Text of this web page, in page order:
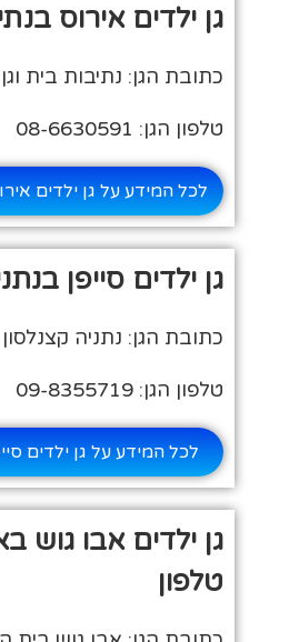
גן ילדים אירוס
כתובת הגן: נתיבות בית וגן
טלפון הגן: 08-6630591
לכל המידע על גן ילדים
גן ילדים סייפן
כתובת הגן: נתניה קצנלסון
טלפון הגן: 09-8355719
לכל המידע על גן ילדים
גן ילדים אבו גוש
טלפון